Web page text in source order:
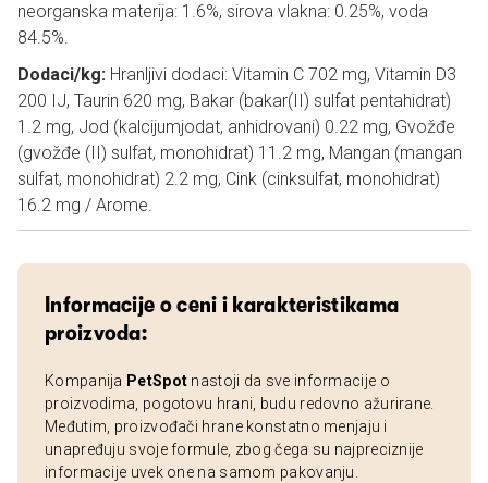
neorganska materija: 1.6%, sirova vlakna: 0.25%, voda
84.5%.
Dodaci/kg: Hranljivi dodaci: Vitamin C 702 mg, Vitamin D3
200 IJ, Taurin 620 mg, Bakar (bakar(II) sulfat pentahidrat)
1.2 mg, Jod (kalcijumjodat, anhidrovani) 0.22 mg, Gvožđe
(gvožđe (II) sulfat, monohidrat) 11.2 mg, Mangan (mangan
sulfat, monohidrat) 2.2 mg, Cink (cinksulfat, monohidrat)
16.2 mg / Arome.
Informacije o ceni i karakteristikama
proizvoda:
Kompanija PetSpot nastoji da sve informacije o
proizvodima, pogotovu hrani, budu redovno ažurirane.
Međutim, proizvođači hrane konstatno menjaju i
unapređuju svoje formule, zbog čega su najpreciznije
informacije uvek one na samom pakovanju.